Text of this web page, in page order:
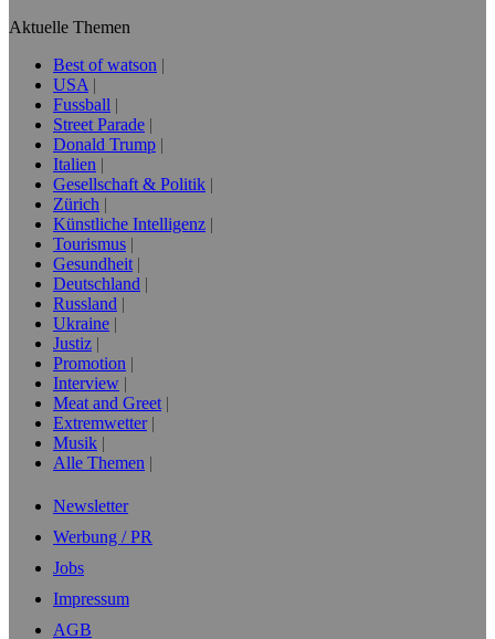
Aktuelle Themen
Best of watson
USA
Fussball
Street Parade
Donald Trump
Italien
Gesellschaft & Politik
Zürich
Künstliche Intelligenz
Tourismus
Gesundheit
Deutschland
Russland
Ukraine
Justiz
Promotion
Interview
Meat and Greet
Extremwetter
Musik
Alle Themen
Newsletter
Werbung / PR
Jobs
Impressum
AGB